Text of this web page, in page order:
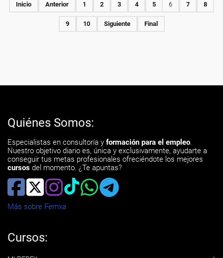
Inicio Anterior 1 2 3 4 5 6 7 8
9 10 Siguiente Final
Quiénes Somos:
Especialistas en consultoría y formación para el empleo.
Nuestro objetivo diario es, única y exclusivamente, ayudarte a
conseguir tus metas profesionales ofreciéndote los mejores
cursos del momento. ¿Te apuntas?
Más sobre Femxa
Cursos: